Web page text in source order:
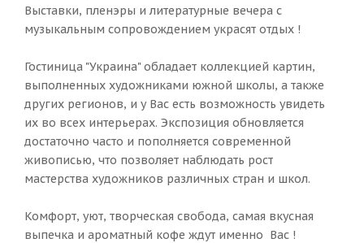
Выставки, пленэры и литературные вечера с
музыкальным сопровождением украсят отдых !
Гостиница "Украина" обладает коллекцией картин,
выполненных художниками южной школы, а также
других регионов, и у Вас есть возможность увидеть
их во всех интерьерах. Экспозиция обновляется
достаточно часто и пополняется современной
живописью, что позволяет наблюдать рост
мастерства художников различных стран и школ.
Комфорт, уют, творческая свобода, самая вкусная
выпечка и ароматный кофе ждут именно Вас !